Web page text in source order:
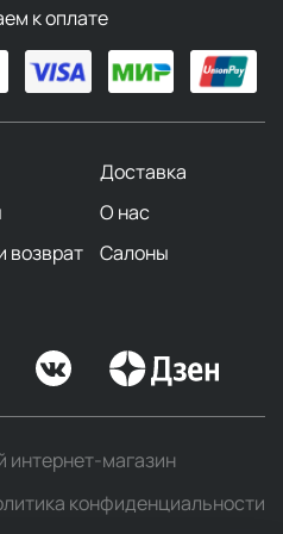
вашим волосам красоту и
этой серии — отсутствие
шампуней и кондиционеров.
био-
проблемы волос
роста. Среди
необычное средство —
масло, которое
только для волос, но и
Conditioner(в том числе, в
к оплате
Доставка
О нас
возврат
Салоны
магазин
конфиденциальности